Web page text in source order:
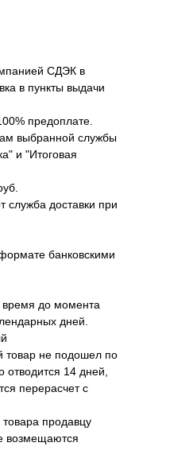
СДЭК в
в пункты выдачи
предоплате.
выбранной службы
и "Итоговая
служба доставки при
банковскими
время до момента
дней.
товар не подошел по
14 дней,
перерасчет с
продавцу
возмещаются